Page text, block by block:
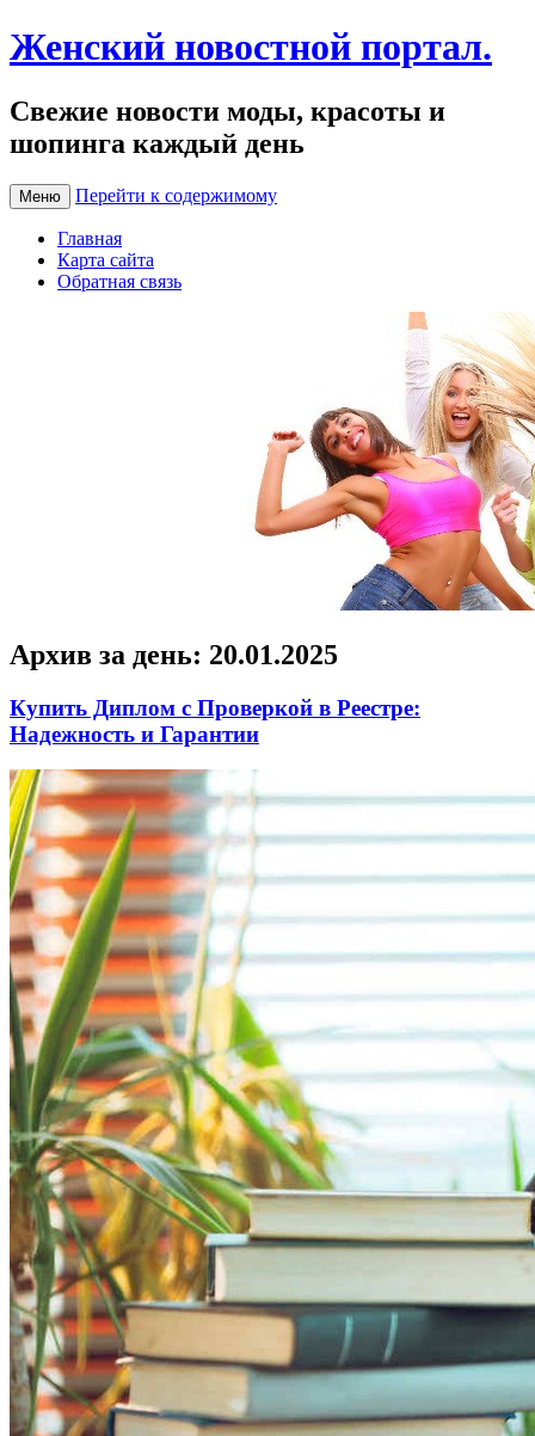
Женский новостной портал.
Свежие новости моды, красоты и
шопинга каждый день
Меню Перейти к содержимому
Главная
Карта сайта
Обратная связь
Архив за день: 20.01.2025
Купить Диплом с Проверкой в Реестре:
Надежность и Гарантии